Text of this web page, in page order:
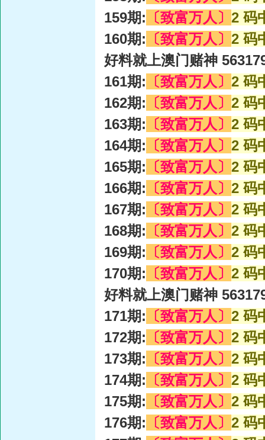
159期: 〔致富万人〕 2 码
160期: 〔致富万人〕 2 码
好料就上澳门赌神
161期: 〔致富万人〕 2 码
162期: 〔致富万人〕 2 码
163期: 〔致富万人〕 2 码
164期: 〔致富万人〕 2 码
165期: 〔致富万人〕 2 码
166期: 〔致富万人〕 2 码
167期: 〔致富万人〕 2 码
168期: 〔致富万人〕 2 码
169期: 〔致富万人〕 2 码
170期: 〔致富万人〕 2 码
好料就上澳门赌神
171期: 〔致富万人〕 2 码
172期: 〔致富万人〕 2 码
173期: 〔致富万人〕 2 码
174期: 〔致富万人〕 2 码
175期: 〔致富万人〕 2 码
176期: 〔致富万人〕 2 码